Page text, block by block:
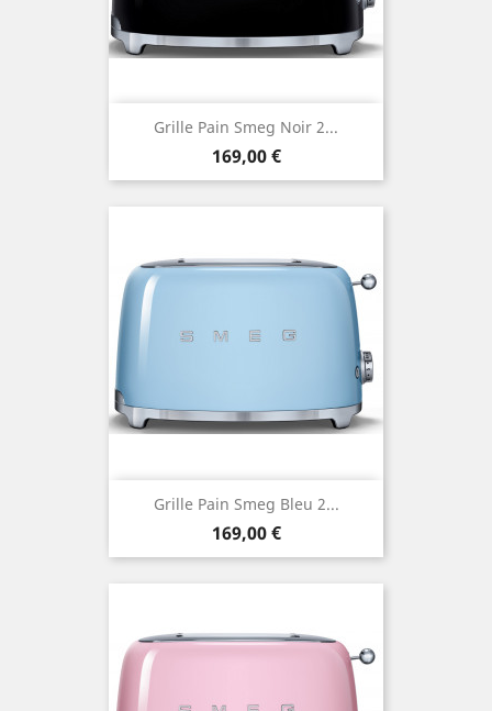
Grille Pain Smeg Noir 2...
Prix
169,00 €
Grille Pain Smeg Bleu 2...
Prix
169,00 €